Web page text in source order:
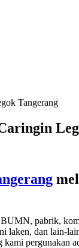
Tangerang
pabrik,
dan lain-
pergunakan